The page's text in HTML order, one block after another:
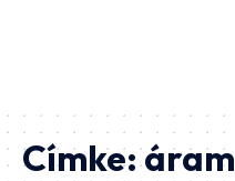
Címke:áram